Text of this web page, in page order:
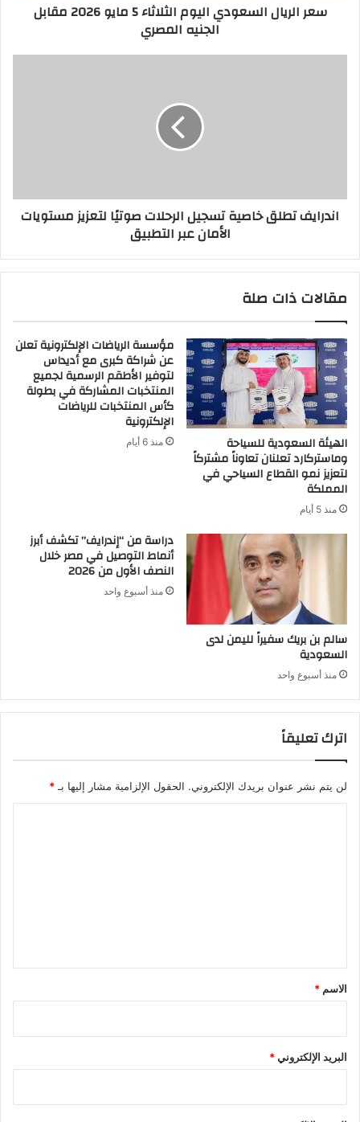
الجنيه
سعر الريال السعودي اليوم الثلاثاء 5 مايو 2026 مقابل
الجنيه المصري
الأمان
عبراندرايف تطلق خاصية تسجيل الرحلات صوتيًا لتعزيز مستويات
الأمان عبر التطبيق
مقالات ذات صلة
الهيئة السعودية للسياحة
وماستركارد تعلنان تعاوناً مشتركاً
لتعزيز نمو القطاع السياحي في
المملكة
منذ 5 أيام
مؤسسة الرياضات الإلكترونية تعلن
عن شراكة كبرى مع أديداس
لتوفير الأطقم الرسمية لجميع
المنتخبات المشاركة في بطولة
كأس المنتخبات للرياضات
الإلكترونية
منذ 6 أيام
سالم بن بريك سفيراً لليمن لدى
السعودية
منذ أسبوع واحد
دراسة من “إندرايف” تكشف أبرز
أنماط التوصيل في مصر خلال
النصف الأول من 2026
منذ أسبوع واحد
اترك تعليقاً
لن يتم نشر عنوان بريدك الإلكتروني. الحقول الإلزامية مشار إليها بـ *
*
الاسم *
البريد الإلكتروني*